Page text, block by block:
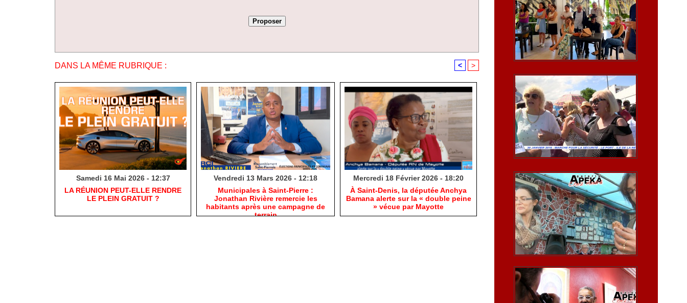
DANS LA MÊME RUBRIQUE : < >
Samedi 16 Mai 2026 - 12:37
​LA RÉUNION PEUT-ELLE RENDRE
LE PLEIN GRATUIT ?
Vendredi 13 Mars 2026 - 12:18
​Municipales à Saint-Pierre :
Jonathan Rivière remercie les
habitants après une campagne de
terrain
Mercredi 18 Février 2026 - 18:20
​À Saint-Denis, la députée Anchya
Bamana alerte sur la « double peine
» vécue par Mayotte